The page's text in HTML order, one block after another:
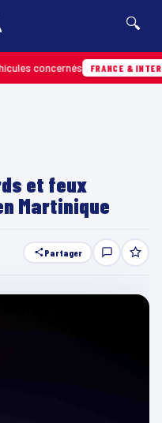
🔍
concernés FRANCE &
et feux
Martinique
Partager